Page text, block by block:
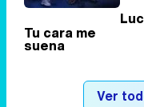
Tu cara me
suena
Ver